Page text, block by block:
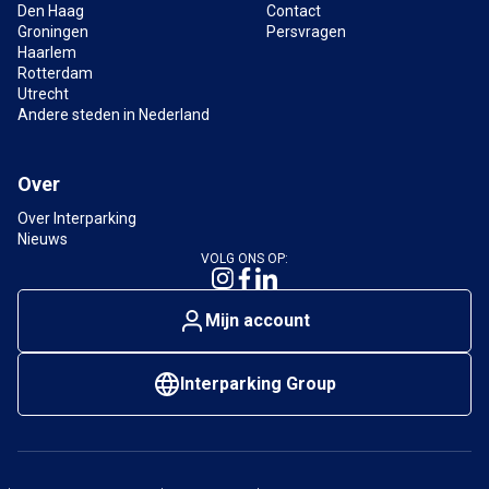
Zijn er laadpalen beschikbaar bij parkeergarage
Groninger Museum?
Ja, in
aanwezig voor elektrische auto’s.
vind je op de
Den Haag
Groningen
Haarlem
Rotterdam
Utrecht
Andere steden in Nederland
Contact
Persvragen
Over
Over Interparking
Nieuws
VOLG ONS OP:
Mijn account
Interparking Group